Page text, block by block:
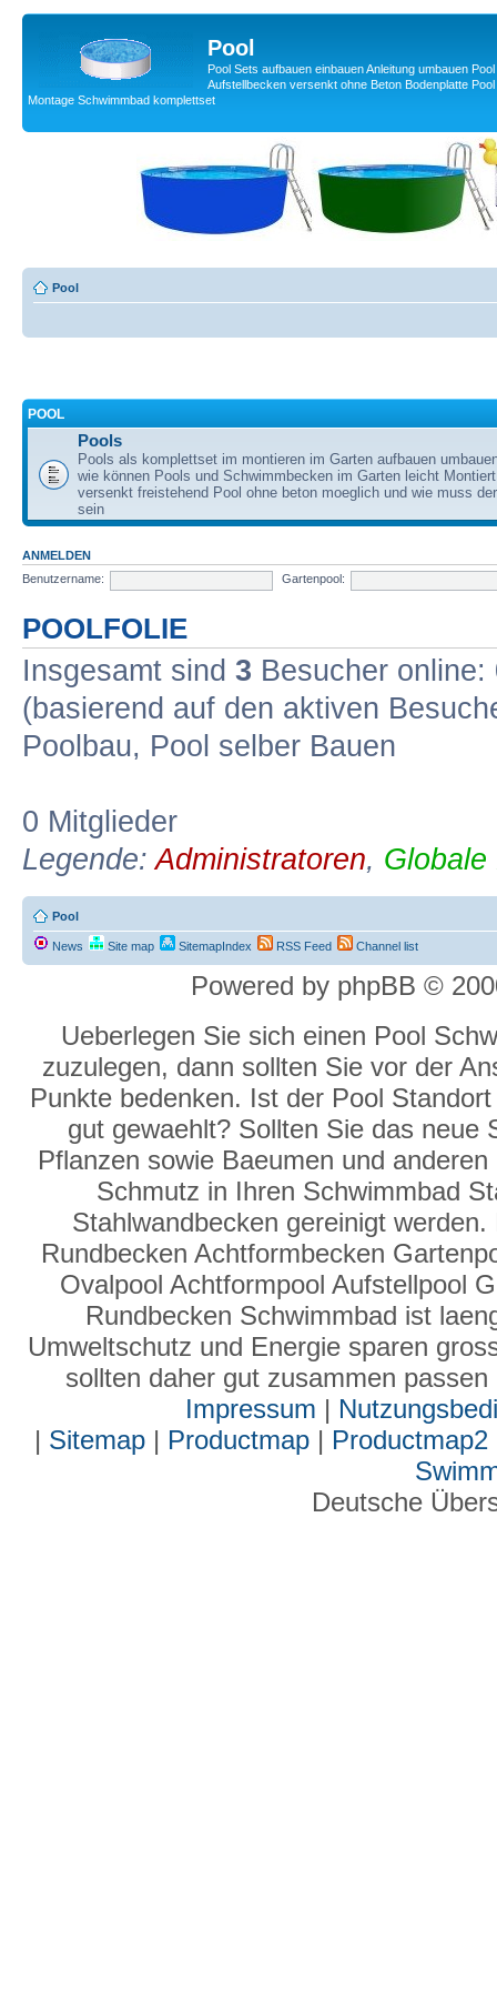
Pool
Pool Sets aufbauen einbauen Anleitung umbauen
Aufstellbecken versenkt ohne Beton Bodenplatte
Montage Schwimmbad komplettset
Pool
POOL
Pools
Pools als komplettset im montieren im Garten aufbauen
wie können Pools und Schwimmbecken im Garten leicht
versenkt freistehend Pool ohne beton moeglich und wie muss
sein
ANMELDEN
Benutzername:
Gartenpool:
POOLFOLIE
Insgesamt sind 3 Besucher
(basierend auf den aktiven
Poolbau, Pool selber Bauen
0 Mitglieder
Legende:Administratoren, Globale
Pool
News Site map SitemapIndex RSS Feed Channel list
Powered by phpBB ©
Ueberlegen Sie sich einen Pool
zuzulegen, dann sollten Sie vor der
Punkte bedenken. Ist der Pool
gut gewaehlt? Sollten Sie das neue
Pflanzen sowie Baeumen und
Schmutz in Ihren Schwimmbad
Stahlwandbecken gereinigt
Rundbecken Achtformbecken
Ovalpool Achtformpool Aufstellpool
Rundbecken Schwimmbad ist
Umweltschutz und Energie sparen
sollten daher gut zusammen
Impressum |
| Sitemap| Productmap| Productmap2
Deutsche